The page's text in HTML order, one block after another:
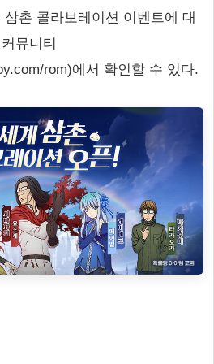
촌 콜라보레이션 이벤트에 대
뮤니티
rom)에서 확인할 수 있다.